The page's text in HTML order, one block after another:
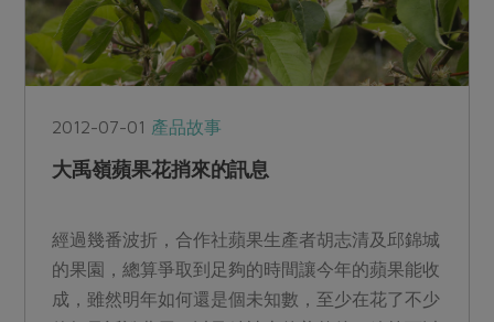
2012-07-01 產品故事
大禹嶺蘋果花捎來的訊息
經過幾番波折，合作社蘋果生產者胡志清及邱錦城
的果園，總算爭取到足夠的時間讓今年的蘋果能收
成，雖然明年如何還是個未知數，至少在花了不少